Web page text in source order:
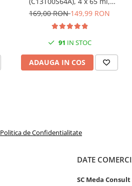
Black/Cyan/Magenta/Yellow
169,00 RON149,99 RON
91 IN STOC
ADAUGA IN COS
Politica de Confidentialitate
DATE
SC Meda Consult